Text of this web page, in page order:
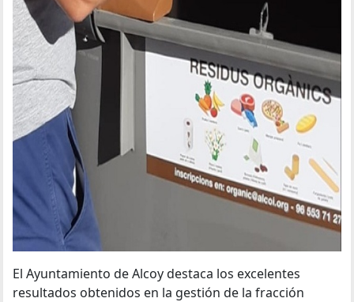
El Ayuntamiento de Alcoy destaca los excelentes
resultados obtenidos en la gestión de la fracción